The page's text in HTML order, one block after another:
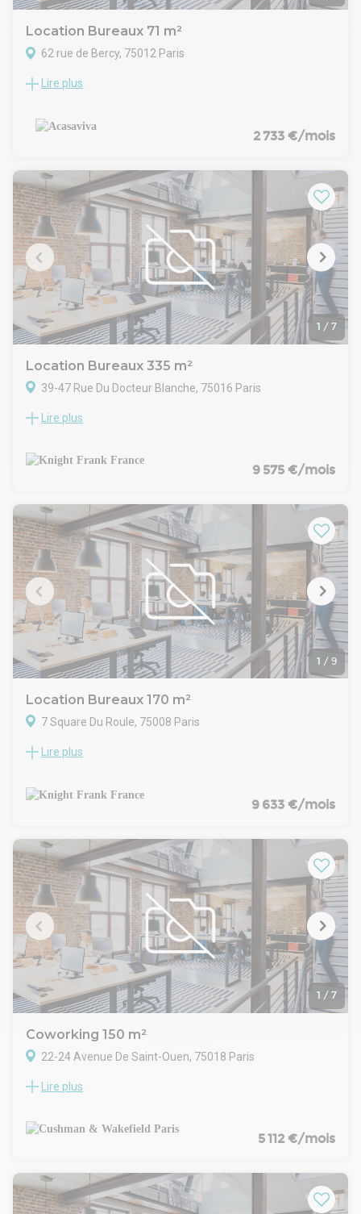
Location Bureaux 71 m²
62 rue de Bercy, 75012 Paris
proche gare Bercy, Palais omnisports, et jardin de Bercy,
Dans un Immeuble mixte récent, au 1er étage environ 71 m2
donnant sur terrasses-jardin, avec terrasse-loggia de 6 m2
Lire plus
2 733 €/mois
1 / 7
Location Bureaux 335 m²
39-47 Rue Du Docteur Blanche, 75016 Paris
Nous vous proposons à la location une surface de 335 m² en
proximité de la ligne 9, dispose de la climatisation et est
facilement modulable.Très grande linéaire de façade
Lire plus
9 575 €/mois
1 / 9
Location Bureaux 170 m²
7 Square Du Roule, 75008 Paris
A proximité immédiate du Parc Monceau, nous vous
Les bureaux sont d'un très bon standing, ils bénéficient de
beaux volumes, du cachet de l'ancien allié au moderne.
Lire plus
9 633 €/mois
1 / 7
Coworking 150 m²
22-24 Avenue De Saint-Ouen, 75018 Paris
Cushman & Wakefield vous propose des bureaux d'exception
225 euros par poste
Emplacement idéal : au pied du métro La Fourche, ce plateau
une cour intérieure arborée.
Un espace optimisé pour votre activité
Lire plus
5 112 €/mois